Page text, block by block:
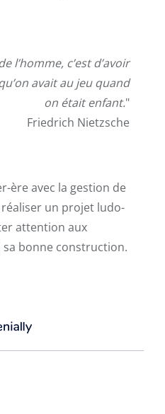
l’homme, c’est d’avoir
avait au jeu quand
on était enfant."
Friedrich Nietzsche
ère avec la gestion de
un projet ludo-
attention aux
bonne construction.